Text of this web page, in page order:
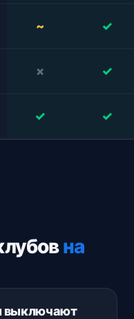
~ ✓
× ✓
✓ ✓
на
выключают